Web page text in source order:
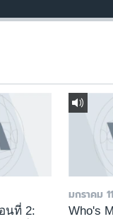
นที่ 2:
มกราคม
Who's